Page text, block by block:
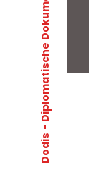
Dodis